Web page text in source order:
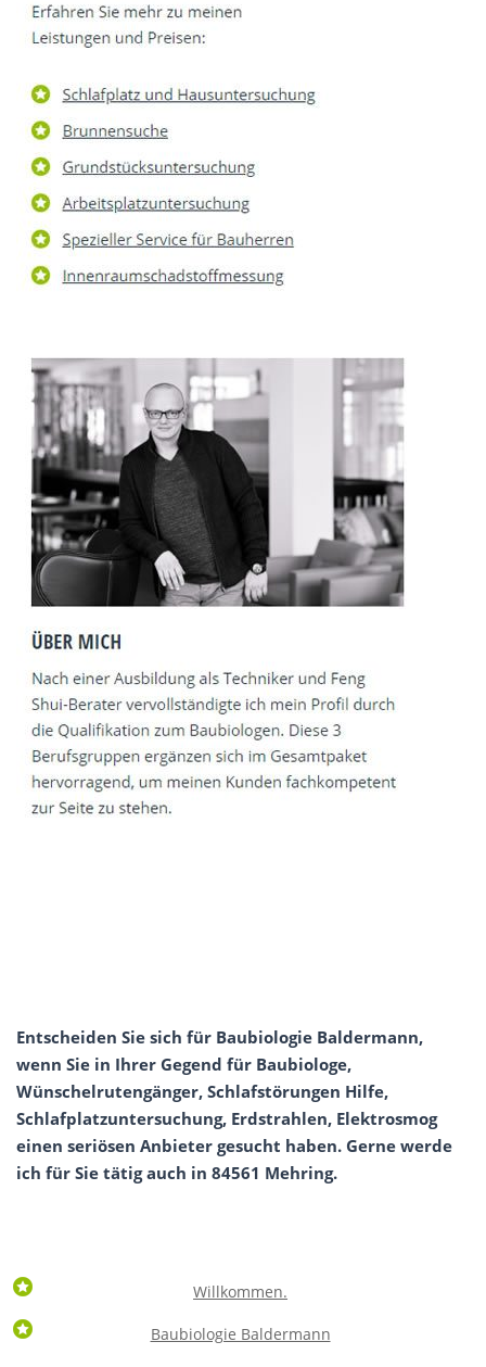
Entscheiden Sie sich für Baubiologie Baldermann,
wenn Sie in Ihrer Gegend für Baubiologe,
Wünschelrutengänger, Schlafstörungen Hilfe,
Schlafplatzuntersuchung, Erdstrahlen, Elektrosmog
einen seriösen Anbieter gesucht haben. Gerne werde
ich für Sie tätig auch in 84561 Mehring.
Willkommen.
Baubiologie Baldermann